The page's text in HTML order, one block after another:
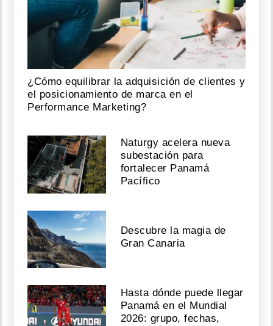
¿Cómo equilibrar la adquisición de clientes y
el posicionamiento de marca en el
Performance Marketing?
Naturgy acelera nueva
subestación para
fortalecer Panamá
Pacífico
Descubre la magia de
Gran Canaria
Hasta dónde puede llegar
Panamá en el Mundial
2026: grupo, fechas,